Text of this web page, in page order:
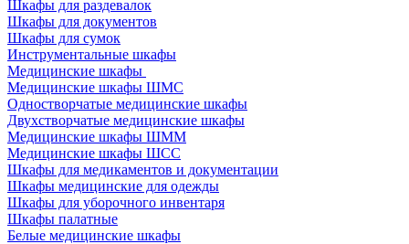
Шкафы для раздевалок
Шкафы для документов
Шкафы для сумок
Инструментальные шкафы
Медицинские шкафы
Медицинские шкафы ШМС
Одностворчатые медицинские шкафы
Двухстворчатые медицинские шкафы
Медицинские шкафы ШММ
Медицинские шкафы ШСС
Шкафы для медикаментов и документации
Шкафы медицинские для одежды
Шкафы для уборочного инвентаря
Шкафы палатные
Белые медицинские шкафы